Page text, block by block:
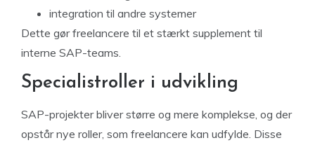
integration til andre systemer
Dette gør freelancere til et stærkt supplement til
interne SAP-teams.
Specialistroller i udvikling
SAP-projekter bliver større og mere komplekse, og der
opstår nye roller, som freelancere kan udfylde. Disse